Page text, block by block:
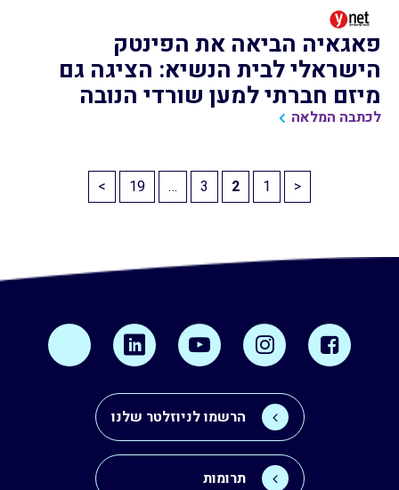
פאגאיה הביאה את הפינטק
הישראלי לבית הנשיא: הציגה גם
מיזם חברתי למען שורדי הנובה
לכתבה המלאה
<
1
2
3
…
19
>
הרשמו לניוזלטר שלנו
תרומות